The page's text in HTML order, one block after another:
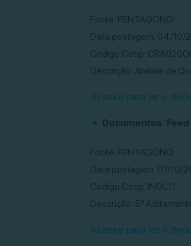
Fonte: PENTAGONO
Data postagem: 04/10/
Código Cetip:
Descrição: Análise de
Acesse para ler o
Documentos
Fonte: PENTAGONO
Data postagem: 01/10/
Código Cetip: INGL11
Descrição: 5º
Acesse para ler o